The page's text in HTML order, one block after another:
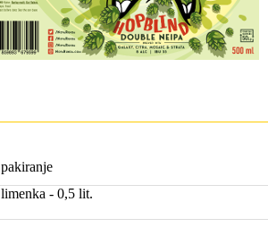
pakiranje
limenka - 0,5 lit.